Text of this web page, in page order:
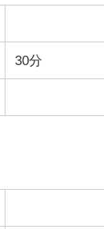
30分